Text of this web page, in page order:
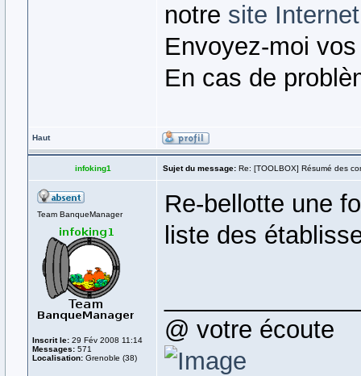
notre site Internet
Envoyez-moi
En cas de
Haut
infoking1 Sujet du message: Re: [TOOLBOX] Résumé des
Team BanqueManager
Inscrit le: 29 Fév 2008 11:14
Messages: 571
Localisation: Grenoble (38)
Re-bellotte une
liste des
@ votre écoute